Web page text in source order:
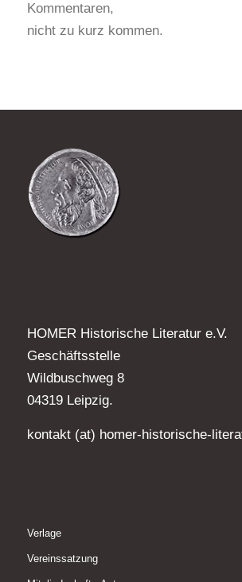
Kommentaren,
nicht zu kurz kommen.
HOMER Historische Literatur e.V.
Geschäftsstelle
Wildbuschweg 8
04319 Leipzig.
kontakt (at) homer-historische-
Verlage
Vereinssatzung